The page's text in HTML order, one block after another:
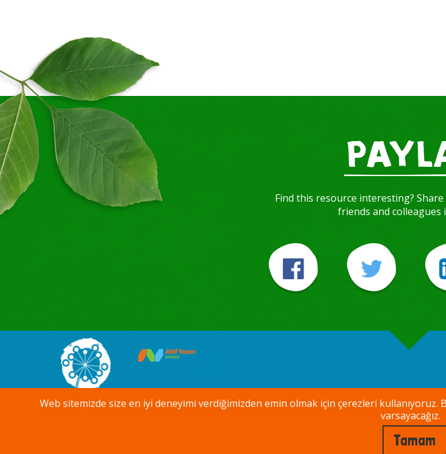
Find this resource interesting?
friends and colleagues
Web sitemizde size en iyi deneyimi verdiğimizden emin olmak için çerezleri
varsayacağız.
Tamam